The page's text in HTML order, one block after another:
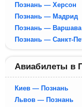
Познань — Херсон
Познань — Мадрид
Познань — Варшава
Познань — Санкт-
Авиабилеты в
Киев — Познань
Львов — Познань